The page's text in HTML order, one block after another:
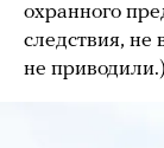
охранного
следствия, не
не приводили.)